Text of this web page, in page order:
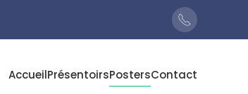
AccueilPrésentoirsPostersContact